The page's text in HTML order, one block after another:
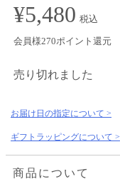
¥5,480 税込
会員様270ポイント還元
売り切れました
お届け日の指定について >
ギフトラッピングについて >
商品について